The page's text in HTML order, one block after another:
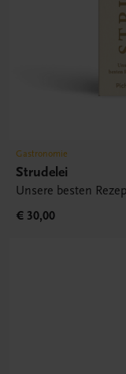
Gastronomie
Strudelei
Unsere besten
€ 30,00